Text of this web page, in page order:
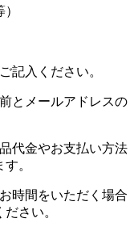
記入ください。
とメールアドレスの
代金やお支払い方法
。
時間をいただく場合
さい。